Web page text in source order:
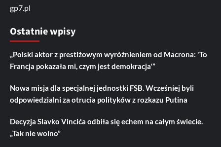
gp7.pl
Ostatnie wpisy
„Polski aktor z prestiżowym wyróżnieniem od Macrona: 'To
Francja pokazała mi, czym jest demokracja'”
Nowa misja dla specjalnej jednostki FSB. Wcześniej byli
odpowiedzialni za otrucia polityków z rozkazu Putina
Decyzja Slavko Vincića odbiła się echem na całym świecie.
„Tak nie wolno”